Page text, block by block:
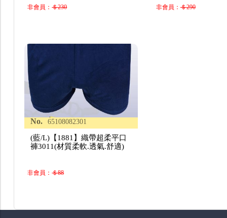
非會員：＄230 非會員： ＄290
No. 65108082301
(藍/L)【1881】織帶超柔平口
褲3011(材質柔軟.透氣.舒適)
非會員：＄88